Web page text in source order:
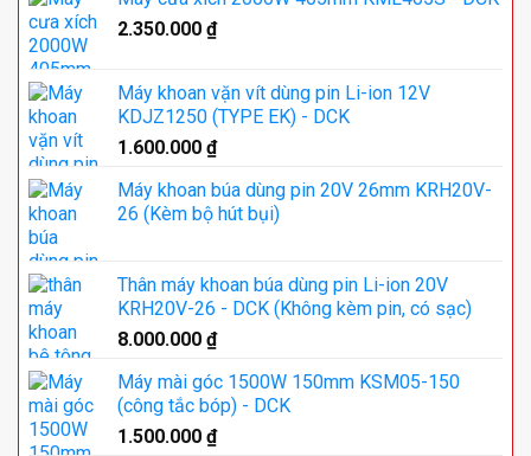
2.350.000 ₫
Máy khoan vặn vít dùng pin Li-ion 12V
KDJZ1250 (TYPE EK) - DCK
1.600.000 ₫
Máy khoan búa dùng pin 20V 26mm KRH20V-
26 (Kèm bộ hút bụi)
Thân máy khoan búa dùng pin Li-ion 20V
KRH20V-26 - DCK (Không kèm pin, có sạc)
8.000.000 ₫
Máy mài góc 1500W 150mm KSM05-150
(công tắc bóp) - DCK
1.500.000 ₫